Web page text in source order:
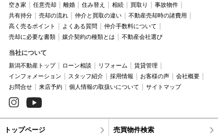
空き家
任意売却 離婚 住み替え 相続 買取り
事故物件
共有持分
売却の流れ 仲介と買取の違い
不動産売却時の諸費用
高く売るポイント
よくある質問
仲介手数料について
売却に必要な書類
媒介契約の種類とは 不動産会社選び
当社について
新潟不動産トップ ローン相談 リフォーム
賃貸管理
インフォメーション
スタッフ紹介 採用情報 お客様の声
会社概要
お問合せ
来店予約 個人情報の取扱いについて サイトマップ
トップページ 売買物件検索